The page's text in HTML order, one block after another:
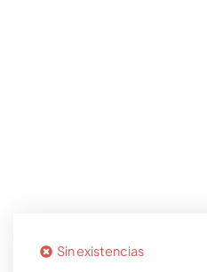
Sin existencias